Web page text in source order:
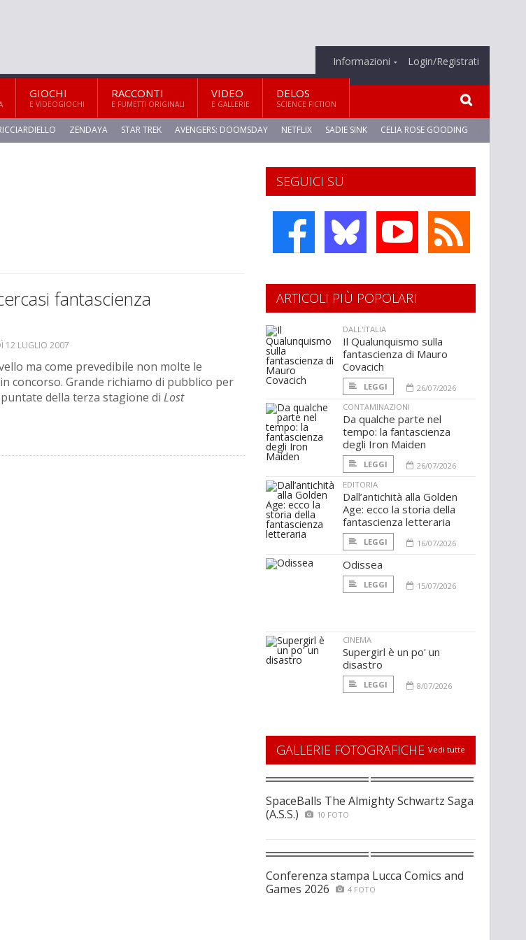
Informazioni Login/Registrati
GIOCHI
E VIDEOGIOCHI
RACCONTI
E FUMETTI ORIGINALI
VIDEO
E GALLERIE
DELOS
SCIENCE FICTION
ZENDAYA STAR TREK AVENGERS: DOOMSDAY NETFLIX SADIE SINK CELIA ROSE GOODING
fantascienza
12 LUGLIO 2007
ma come prevedibile non molte le
concorso. Grande richiamo di pubblico per
della terza stagione di Lost
SEGUICI SU
ARTICOLI PIÙ POPOLARI
DALL'ITALIA
Il Qualunquismo sulla
fantascienza di Mauro
Covacich
LEGGI
26/07/2026
CONTAMINAZIONI
Da qualche parte nel
tempo: la fantascienza
degli Iron Maiden
LEGGI
26/07/2026
EDITORIA
Dall’antichità alla Golden
Age: ecco la storia della
fantascienza letteraria
LEGGI 16/07/2026
Odissea
LEGGI 15/07/2026
CINEMA
Supergirl è un po' un
disastro
LEGGI 8/07/2026
GALLERIE FOTOGRAFICHE Vedi tutte
SpaceBalls The Almighty Schwartz Saga
(A.S.S.)
10 FOTO
Conferenza stampa Lucca Comics and
Games 2026
4 FOTO